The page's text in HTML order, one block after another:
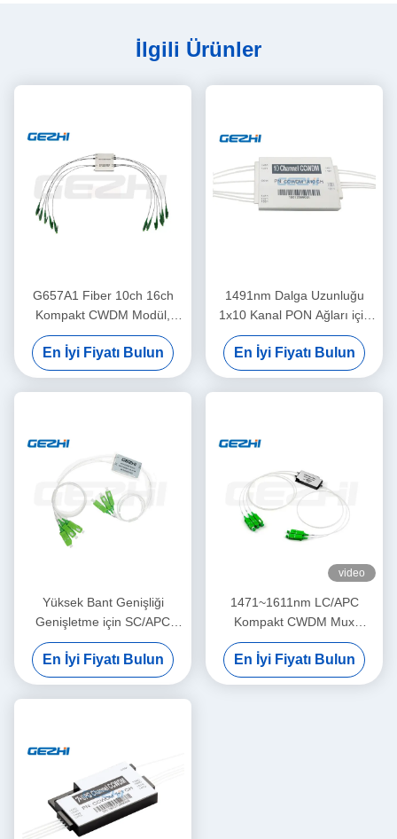
İlgili Ürünler
G657A1 Fiber 10ch 16ch
Kompakt CWDM Modül,
PON Ağı ve CATV için 1310
Port LC/APC Konnektörlü
En İyi Fiyatı Bulun
1491nm Dalga Uzunluğu
1x10 Kanal PON Ağları için
Düşük PDL'li Kompakt
CWDM Modülü
En İyi Fiyatı Bulun
Yüksek Bant Genişliği
Genişletme için SC/APC
Konnektörlü ve 0.9mm
Gevşek Tüplü Kompakt
CWDM Modülü 4+1CH
En İyi Fiyatı Bulun
video
1471~1611nm LC/APC
Kompakt CWDM Mux
Demux Modülü, Sunucu
CATV FTTH için Düşük
Ekleme Kayıplı
En İyi Fiyatı Bulun